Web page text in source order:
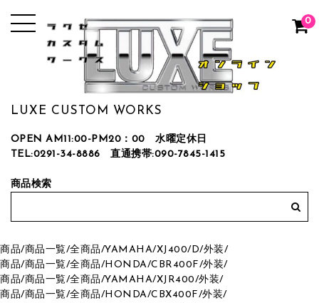
LUXE CUSTOM WORKS
OPEN AM11:00-PM20：00 水曜定休日
TEL:0291-34-8886
直通携帯:090-7845-1415
商品検索
0
商品/商品一覧/全商品/YAMAHA/XJ400/D/外装/
商品/商品一覧/全商品/HONDA/CBR400F/外装/
商品/商品一覧/全商品/YAMAHA/XJR400/外装/
商品/商品一覧/全商品/HONDA/CBX400F/外装/